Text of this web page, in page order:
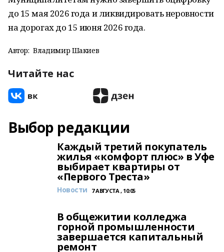
до 15 мая 2026 года и ликвидировать неровности
на дорогах до 15 июня 2026 года.
Автор: Владимир Шакиев
Читайте нас
Выбор редакции
Каждый третий покупатель
жилья «комфорт плюс» в Уфе
выбирает квартиры от
«Первого Треста»
Новости 7 АВГУСТА , 10:05
В общежитии колледжа
горной промышленности
завершается капитальный
ремонт